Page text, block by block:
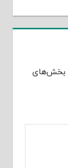
بخش‌های